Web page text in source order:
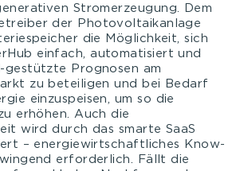
Stromerzeugung. Dem
der Photovoltaikanlage
die Möglichkeit, sich
einfach, automatisiert und
gestützte Prognosen am
zu beteiligen und bei Bedarf
einzuspeisen, um so die
erhöhen. Auch die
wird durch das smarte SaaS
– energiewirtschaftliches Know-
erforderlich. Fällt die